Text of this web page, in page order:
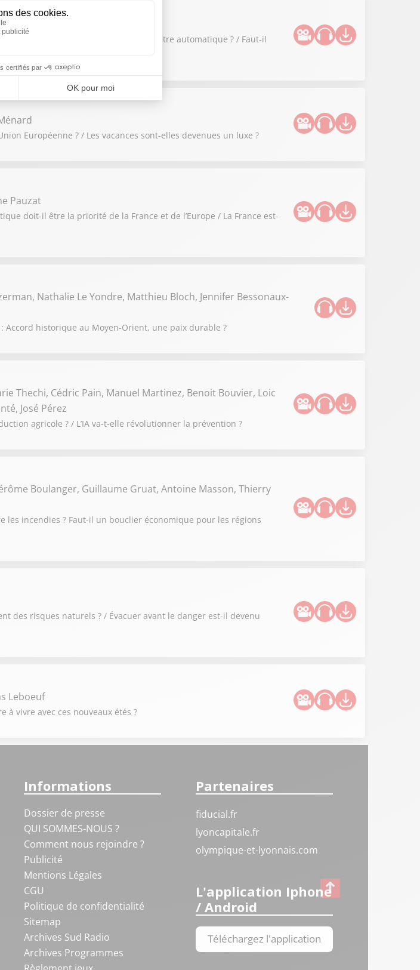
: la détention provisoire doit-elle être automatique ? / Faut-il
Européenne ? / Les vacances sont-elles devenues un luxe ?
Pauzat
doit-il être la priorité de la France et de l’Europe / La France est-
Nathalie Le Yondre, Matthieu Bloch, Jennifer Bessonaux-
historique au Moyen-Orient, une paix durable ?
Thechi, Cédric Pain, Manuel Martinez, Benoit Bouvier, Loic
José Pérez
agricole ? / L’IA va-t-elle révolutionner la prévention ?
Boulanger, Guillaume Gruat, Antoine Masson, Thierry
incendies ? Faut-il un bouclier économique pour les régions
des risques naturels ? / Évacuer avant le danger est-il devenu
Leboeuf
vivre avec ces nouveaux étés ?
Informations
Dossier de presse
QUI SOMMES-NOUS ?
Comment nous rejoindre ?
Publicité
Mentions Légales
CGU
Politique de confidentialité
Sitemap
Archives Sud Radio
Archives Programmes
Partenaires
fiducial.fr
lyoncapitale.fr
olympique-et-lyonnais.com
L'application Iphone
/ Android
Téléchargez l'application